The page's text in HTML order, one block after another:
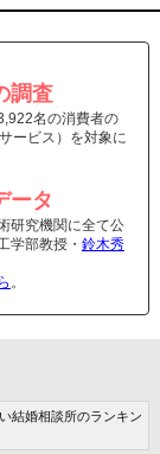
調査
名の消費者の
ービス）を対象に
ータ
研究機関に全て公
学部教授・ 鈴木秀
。
結婚相談所のランキン